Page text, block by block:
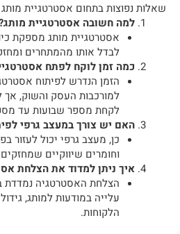
שאלות נפוצות בתחום אסטרטגיית מותג
למה חשובה אסטרטגיית
אסטרטגיית מותג מספקת
לבדל אותו מהמתחרים
כמה זמן לוקח לפתח
הזמן הנדרש לפיתוח
למורכבות העסק והשוק, אך
לקחת מספר שבועות עד
האם יש צורך במעצב גרפי
כן, מעצב גרפי יכול לעזור
וחומרים שיווקיים
איך ניתן למדוד את הצלחת
הצלחת האסטרטגיה נמדדת
עלייה במודעות למותג,
הלקוחות.